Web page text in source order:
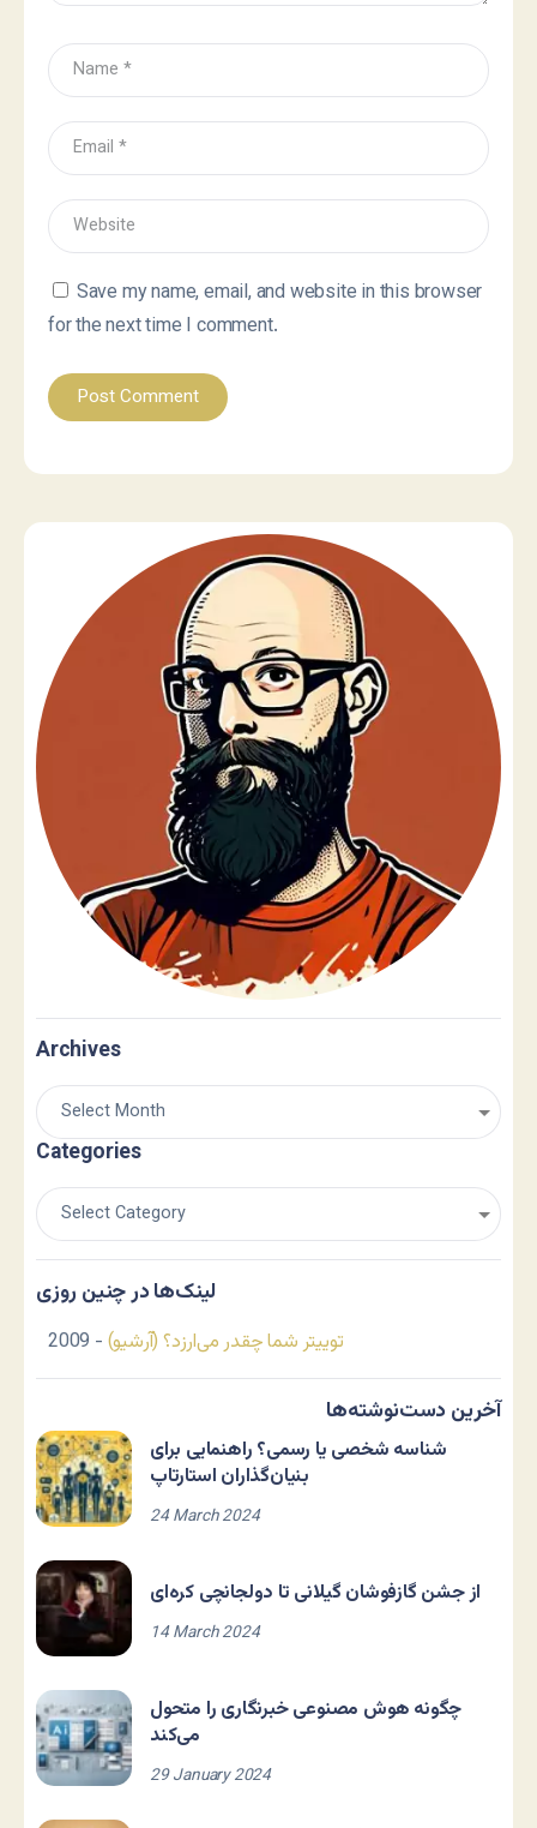
Save my name, email, and website in this browser
for the next time I comment.
Archives
Categories
لینک‌ها در چنین روزی
توییتر شما چقدر می‌ارزد؟ (آرشیو) - 2009
آخرین دست‌نوشته‌ها
شناسه شخصی یا رسمی؟ راهنمایی برای
بنیان‌گذاران استارتاپ
24 March 2024
از جشن گازفوشان گیلانی تا دولجانچی کره‌ای
14 March 2024
چگونه هوش مصنوعی خبرنگاری را متحول
می‌کند
29 January 2024